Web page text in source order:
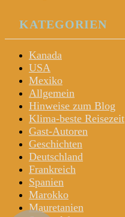
KATEGORIEN
Kanada
USA
Mexiko
Allgemein
Hinweise zum Blog
Klima-beste Reisezeit
Gast-Autoren
Geschichten
Deutschland
Frankreich
Spanien
Marokko
Mauretanien